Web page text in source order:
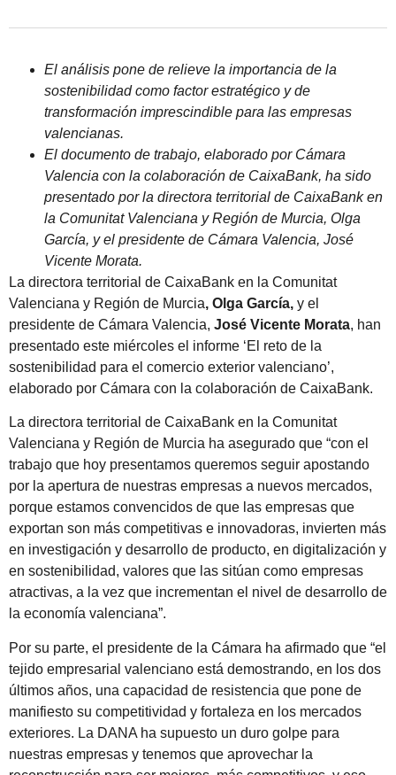
El análisis pone de relieve la importancia de la
sostenibilidad como factor estratégico y de
transformación imprescindible para las empresas
valencianas.
El documento de trabajo, elaborado por Cámara
Valencia con la colaboración de CaixaBank, ha sido
presentado por la directora territorial de CaixaBank en
la Comunitat Valenciana y Región de Murcia, Olga
García, y el presidente de Cámara Valencia, José
Vicente Morata.
La directora territorial de CaixaBank en la Comunitat
Valenciana y Región de Murcia, Olga García, y el
presidente de Cámara Valencia, José Vicente Morata, han
presentado este miércoles el informe ‘El reto de la
sostenibilidad para el comercio exterior valenciano’,
elaborado por Cámara con la colaboración de CaixaBank.
La directora territorial de CaixaBank en la Comunitat
Valenciana y Región de Murcia ha asegurado que “con el
trabajo que hoy presentamos queremos seguir apostando
por la apertura de nuestras empresas a nuevos mercados,
porque estamos convencidos de que las empresas que
exportan son más competitivas e innovadoras, invierten más
en investigación y desarrollo de producto, en digitalización y
en sostenibilidad, valores que las sitúan como empresas
atractivas, a la vez que incrementan el nivel de desarrollo de
la economía valenciana”.
Por su parte, el presidente de la Cámara ha afirmado que “el
tejido empresarial valenciano está demostrando, en los dos
últimos años, una capacidad de resistencia que pone de
manifiesto su competitividad y fortaleza en los mercados
exteriores. La DANA ha supuesto un duro golpe para
nuestras empresas y tenemos que aprovechar la